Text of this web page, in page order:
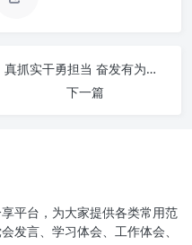
真抓实干勇担当 奋发有为促发展：新时代高质量发展的核心密码
下一篇
的时代回响：指引方向
变革的引擎
：直面挑战，开创未来
平台，为大家提供各类常用范
发言、学习体会、工作体会、